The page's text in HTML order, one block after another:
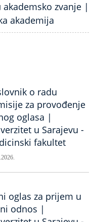
akademsko zvanje |
akademija
o radu
za provođenje
oglasa |
u Sarajevu -
fakultet
oglas za prijem u
odnos |